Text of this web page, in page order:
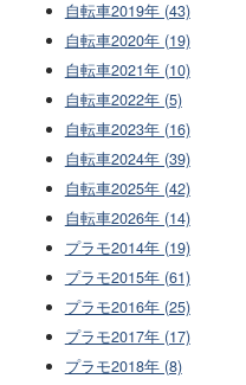
自転車2019年 (43)
自転車2020年 (19)
自転車2021年 (10)
自転車2022年 (5)
自転車2023年 (16)
自転車2024年 (39)
自転車2025年 (42)
自転車2026年 (14)
プラモ2014年 (19)
プラモ2015年 (61)
プラモ2016年 (25)
プラモ2017年 (17)
プラモ2018年 (8)